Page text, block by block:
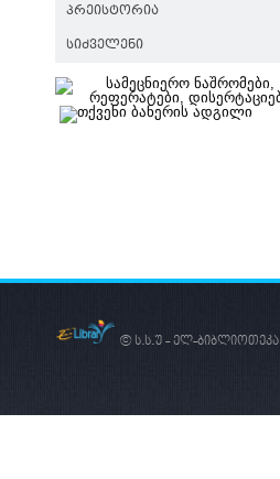
ᲞᲠᲔᲘᲡᲢᲝᲠᲘᲐ
ᲡᲘᲫᲕᲔᲚᲔᲜᲘ
© ს.ს.უ - ელ-ბიბლიოთეკა